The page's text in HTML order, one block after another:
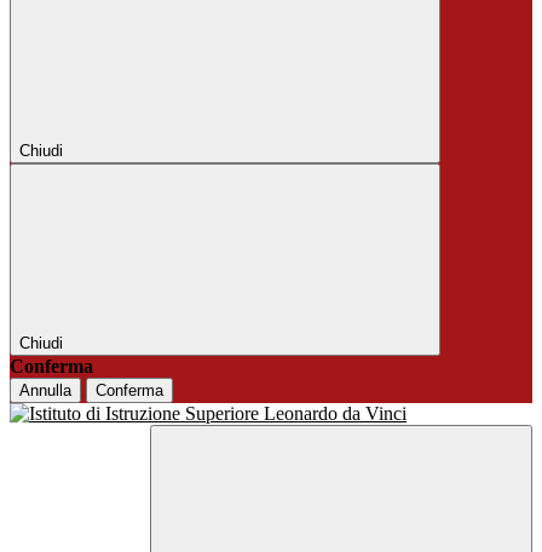
Chiudi
Chiudi
Conferma
Annulla Conferma